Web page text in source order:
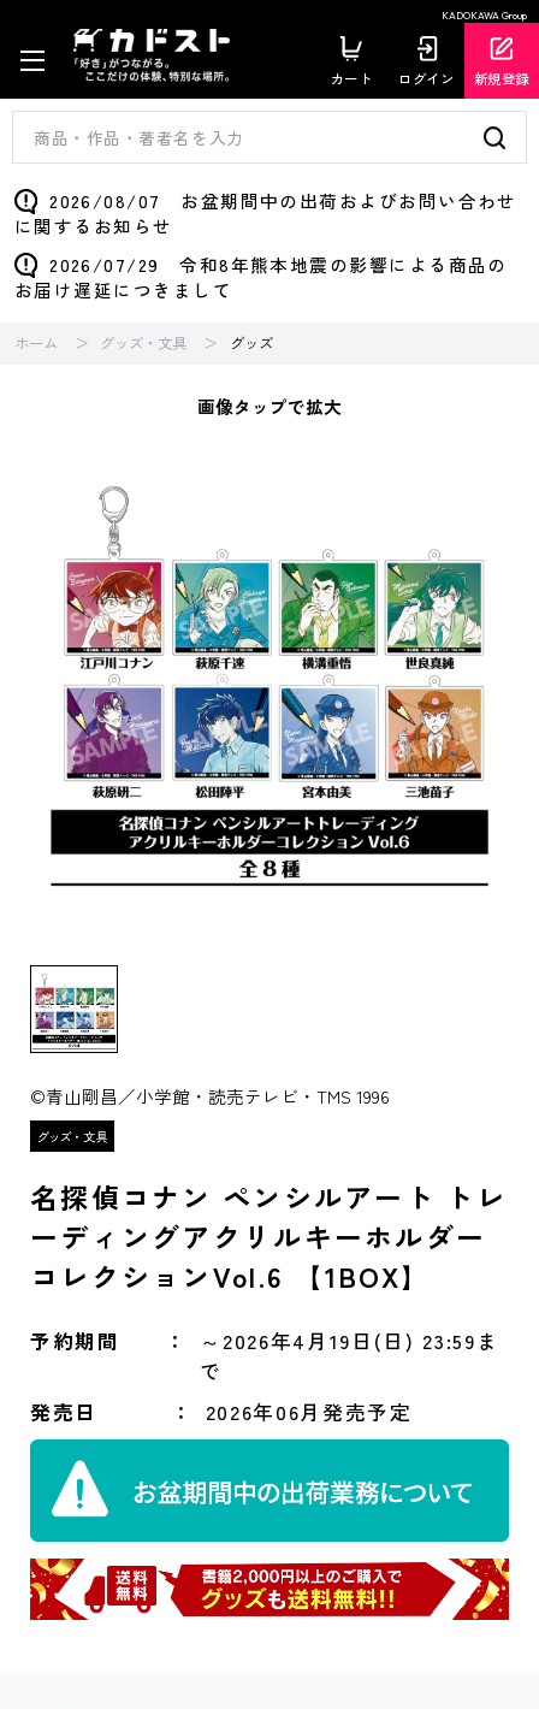
KADOKAWA Group
カート ログイン 新規登録
2026/08/07 お盆期間中の出荷およびお問い合わせ
に関するお知らせ
2026/07/29 令和8年熊本地震の影響による商品の
お届け遅延につきまして
ホーム グッズ・文具 グッズ
画像タップで拡大
©青山剛昌／小学館・読売テレビ・TMS 1996
名探偵コナン ペンシルアート トレ
ーディングアクリルキーホルダー
コレクションVol.6 【1BOX】
予約期間
～2026年4月19日(日) 23:59ま
で
発売日
2026年06月発売予定